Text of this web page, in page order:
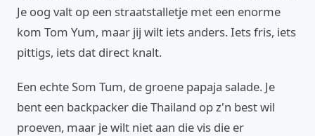
Je oog valt op een straatstalletje met een enorme
kom Tom Yum, maar jij wilt iets anders. Iets fris, iets
pittigs, iets dat direct knalt.
Een echte Som Tum, de groene papaja salade. Je
bent een backpacker die Thailand op z'n best wil
proeven, maar je wilt niet aan die vis die er